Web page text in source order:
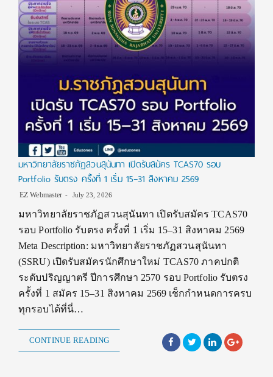
มหาวิทยาลัยราชภัฏสวนสุนันทา เปิดรับสมัคร TCAS70 รอบ
Portfolio รับตรง ครั้งที่ 1 เริ่ม 15–31 สิงหาคม 2569
EZ Webmaster July 23, 2026
มหาวิทยาลัยราชภัฏสวนสุนันทา เปิดรับสมัคร TCAS70
รอบ Portfolio รับตรง ครั้งที่ 1 เริ่ม 15–31 สิงหาคม 2569
Meta Description: มหาวิทยาลัยราชภัฏสวนสุนันทา
(SSRU) เปิดรับสมัครนักศึกษาใหม่ TCAS70 ภาคปกติ
ระดับปริญญาตรี ปีการศึกษา 2570 รอบ Portfolio รับตรง
ครั้งที่ 1 สมัคร 15–31 สิงหาคม 2569 เช็กกำหนดการครบ
ทุกรอบได้ที่นี่…
CONTINUE READING